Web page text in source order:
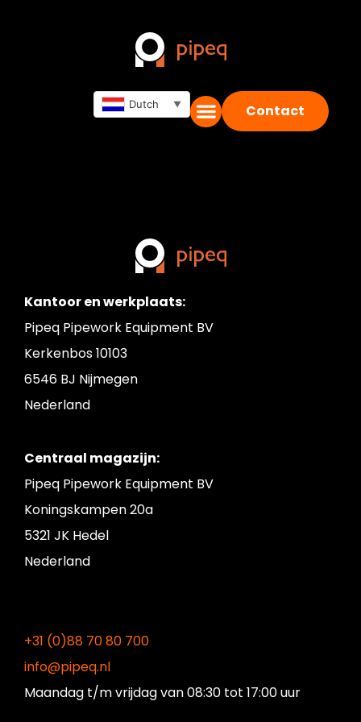
Contact
Dutch ▼
WT high-low
meter
Kantoor en werkplaats:
Pipeq Pipework Equipment BV
Kerkenbos 10103
6546 BJ Nijmegen
Nederland
Centraal magazijn:
Pipeq Pipework Equipment BV
Koningskampen 20a
5321 JK Hedel
Nederland
+31 (0)88 70 80 700
info@pipeq.nl
Maandag t/m vrijdagvan 08:30 tot 17:00 uur